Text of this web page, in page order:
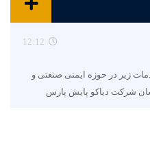
12:12
در حوزه ایمنی صنعتی و
دیاکو پایش پارس